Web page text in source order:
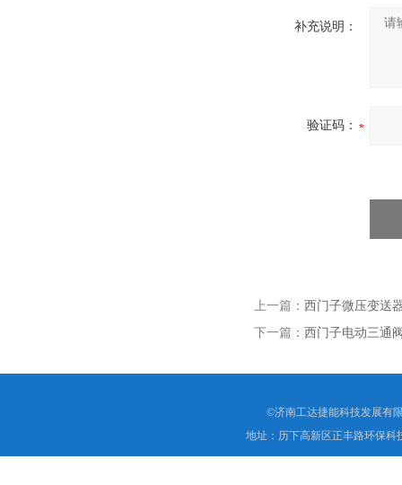
补充说明：
验证码：
上一篇： 西门子微压变送
下一篇： 西门子电动三通
©济南工达捷能科技发展有
地址：历下高新区正丰路环保科